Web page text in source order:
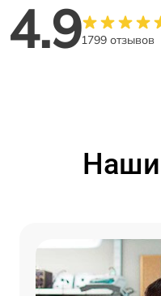
4.91799 отзывов
Наши